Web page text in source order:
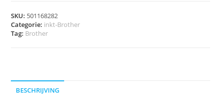
SKU: 501168282
Categorie: inkt-Brother
Tag: Brother
BESCHRIJVING